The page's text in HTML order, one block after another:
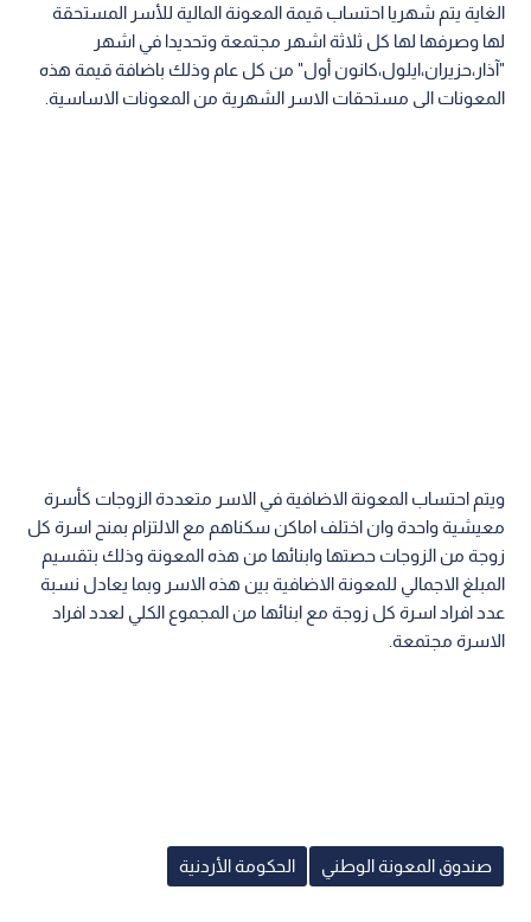
الغاية يتم شهريا احتساب قيمة المعونة المالية للأسر المستحقة
لها وصرفها لها كل ثلاثة اشهر مجتمعة وتحديدا في اشهر
"آذار،حزيران،ايلول،كانون أول" من كل عام وذلك باضافة قيمة هذه
المعونات الى مستحقات الاسر الشهرية من المعونات الاساسية.
ويتم احتساب المعونة الاضافية في الاسر متعددة الزوجات كأسرة
معيشية واحدة وان اختلف اماكن سكناهم مع الالتزام بمنح اسرة كل
زوجة من الزوجات حصتها وابنائها من هذه المعونة وذلك بتقسيم
المبلغ الاجمالي للمعونة الاضافية بين هذه الاسر وبما يعادل نسبة
عدد افراد اسرة كل زوجة مع ابنائها من المجموع الكلي لعدد افراد
الاسرة مجتمعة.
صندوق المعونة الوطني الحكومة الأردنية